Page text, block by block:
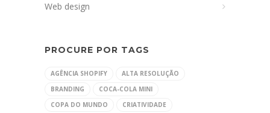
Web design
PROCURE POR TAGS
AGÊNCIA SHOPIFY
ALTA RESOLUÇÃO
BRANDING
COCA-COLA MINI
COPA DO MUNDO
CRIATIVIDADE